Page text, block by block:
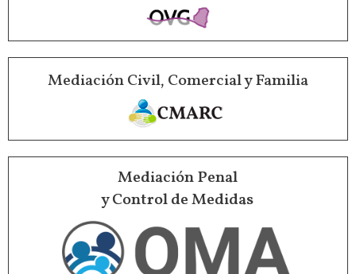
Mediación Civil, Comercial y Familia
Mediación Penal
y Control de Medidas